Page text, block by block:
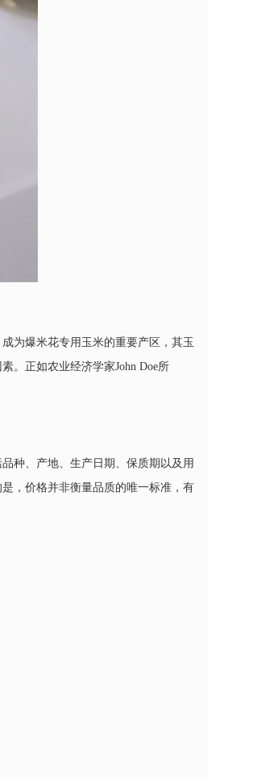
为爆米花专用玉米的重要产区，其玉
。正如农业经济学家John Doe所
种、产地、生产日期、保质期以及用
，价格并非衡量品质的唯一标准，有